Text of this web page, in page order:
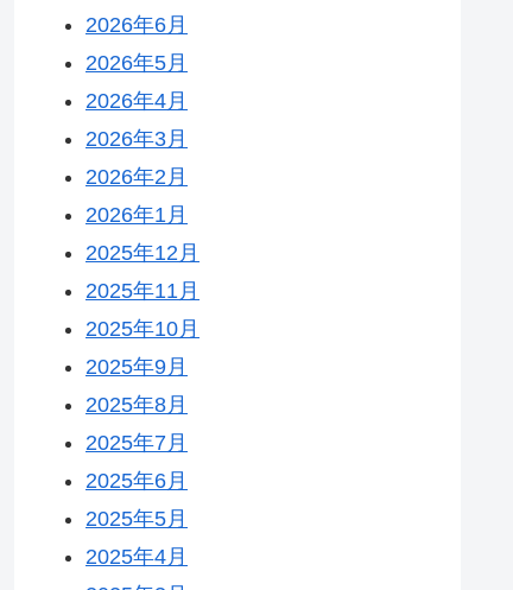
2026年6月
2026年5月
2026年4月
2026年3月
2026年2月
2026年1月
2025年12月
2025年11月
2025年10月
2025年9月
2025年8月
2025年7月
2025年6月
2025年5月
2025年4月